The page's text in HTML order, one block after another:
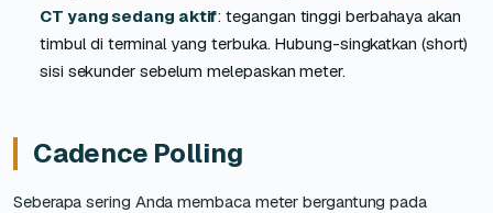
CT yang sedang aktif: tegangan tinggi berbahaya akan
timbul di terminal yang terbuka. Hubung-singkatkan (short)
sisi sekunder sebelum melepaskan meter.
Cadence Polling
Seberapa sering Anda membaca meter bergantung pada